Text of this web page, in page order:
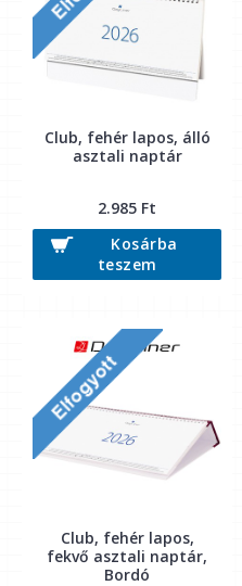
Club, fehér lapos, álló
asztali naptár
2.985 Ft
Kosárba
teszem
Club, fehér lapos,
fekvő asztali naptár,
Bordó